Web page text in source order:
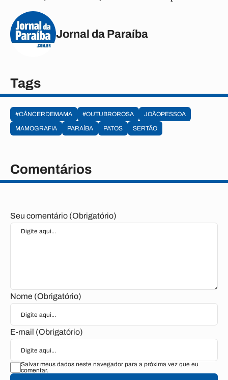
Jornal da Paraíba
Tags
#CÂNCERDEMAMA #OUTUBROROSA
JOÃOPESSOA
MAMOGRAFIA
PARAÍBA PATOS SERTÃO
Comentários
Seu comentário (Obrigatório)
Nome (Obrigatório)
E-mail (Obrigatório)
Salvar meus dados neste navegador para a próxima vez que eu
comentar.